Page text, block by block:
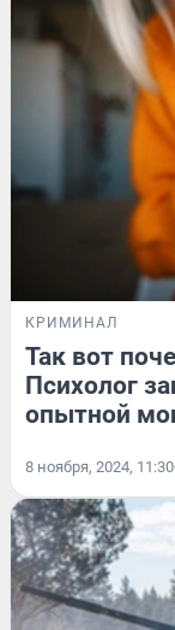
КРИМИНАЛ
Так вот
Психолог
опытной
8 ноября, 2024, 11:30